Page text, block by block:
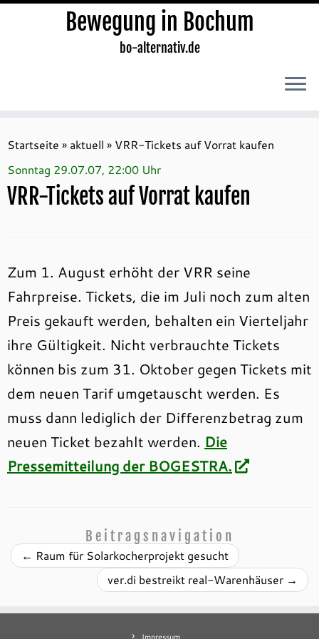
Inhalt
springen
Bewegung in Bochum
bo-alternativ.de
Startseite » aktuell » VRR-Tickets auf Vorrat kaufen
Sonntag 29.07.07, 22:00 Uhr
VRR-Tickets auf Vorrat kaufen
Zum 1. August erhöht der VRR seine
Fahrpreise. Tickets, die im Juli noch zum alten
Preis gekauft werden, behalten ein Vierteljahr
ihre Gültigkeit. Nicht verbrauchte Tickets
können bis zum 31. Oktober gegen Tickets mit
dem neuen Tarif umgetauscht werden. Es
muss dann lediglich der Differenzbetrag zum
neuen Ticket bezahlt werden. Die
Pressemitteilung der BOGESTRA.
Beitragsnavigation
← Raum für Solarkocherprojekt gesucht
ver.di bestreikt real-Warenhäuser →